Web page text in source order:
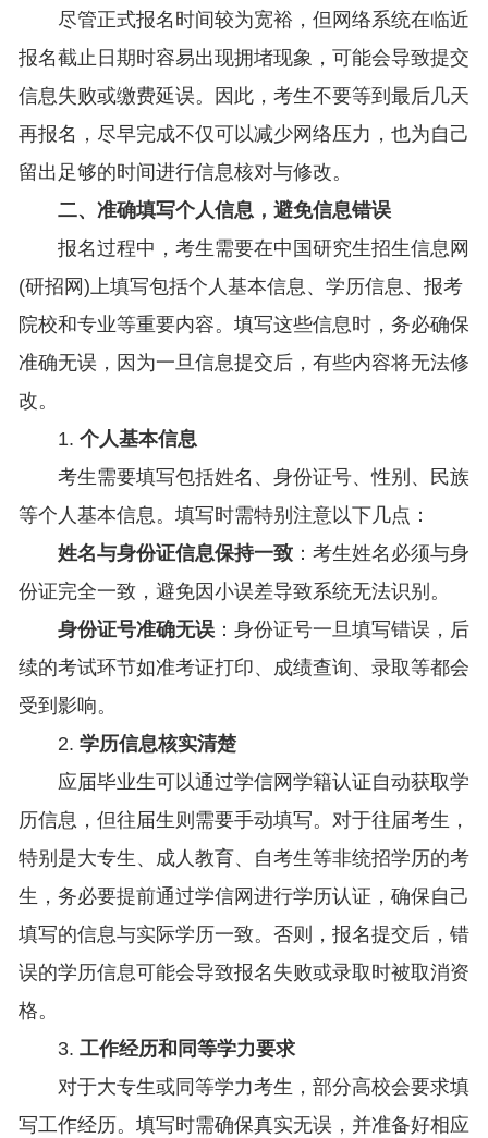
尽管正式报名时间较为宽裕，但网络系统在临近
报名截止日期时容易出现拥堵现象，可能会导致提交
信息失败或缴费延误。因此，考生不要等到最后几天
再报名，尽早完成不仅可以减少网络压力，也为自己
留出足够的时间进行信息核对与修改。
二、准确填写个人信息，避免信息错误
报名过程中，考生需要在中国研究生招生信息网
(研招网)上填写包括个人基本信息、学历信息、报考
院校和专业等重要内容。填写这些信息时，务必确保
准确无误，因为一旦信息提交后，有些内容将无法修
改。
1. 个人基本信息
考生需要填写包括姓名、身份证号、性别、民族
等个人基本信息。填写时需特别注意以下几点：
姓名与身份证信息保持一致：考生姓名必须与身
份证完全一致，避免因小误差导致系统无法识别。
身份证号准确无误：身份证号一旦填写错误，后
续的考试环节如准考证打印、成绩查询、录取等都会
受到影响。
2. 学历信息核实清楚
应届毕业生可以通过学信网学籍认证自动获取学
历信息，但往届生则需要手动填写。对于往届考生，
特别是大专生、成人教育、自考生等非统招学历的考
生，务必要提前通过学信网进行学历认证，确保自己
填写的信息与实际学历一致。否则，报名提交后，错
误的学历信息可能会导致报名失败或录取时被取消资
格。
3. 工作经历和同等学力要求
对于大专生或同等学力考生，部分高校会要求填
写工作经历。填写时需确保真实无误，并准备好相应